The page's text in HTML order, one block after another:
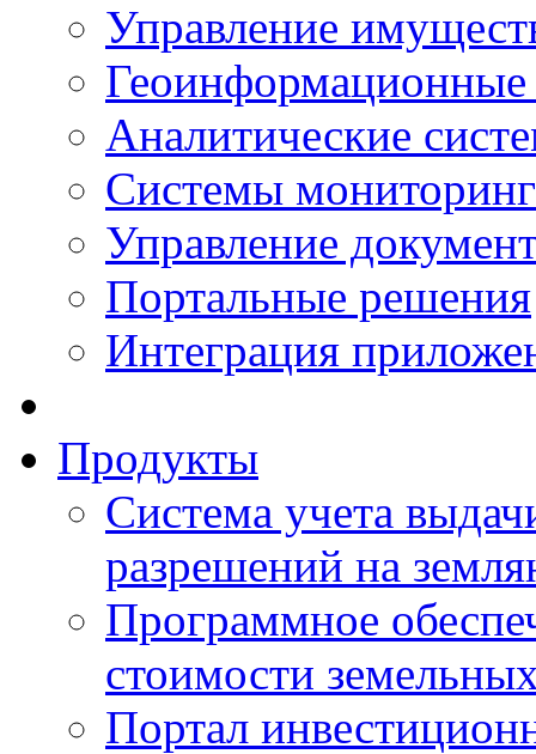
Управление
Аналитические
Системы
Управление
Портальные решения
Интеграция
Продукты
Система учета
разрешений на
Программное
стоимости
Портал